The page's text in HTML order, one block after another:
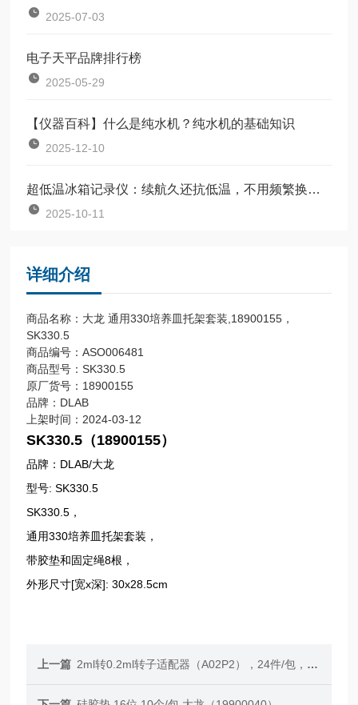
2025-07-03
电子天平品牌排行榜
2025-05-29
【仪器百科】什么是纯水机？纯水机的基础知识
2025-12-10
超低温冰箱记录仪：续航久还抗低温，不用频繁换电池，省心又靠谱
2025-10-11
详细介绍
商品名称：大龙 通用330培养皿托架套装,18900155，
SK330.5
商品编号：ASO006481
商品型号：SK330.5
原厂货号：18900155
品牌：DLAB
上架时间：2024-03-12
SK330.5（18900155）
品牌：DLAB/大龙
型号: SK330.5
SK330.5，
通用330培养皿托架套装，
带胶垫和固定绳8根，
外形尺寸[宽x深]: 30x28.5cm
上一篇 2ml转0.2ml转子适配器（A02P2），24件/包，大龙，【高速微量小型台式离心机】